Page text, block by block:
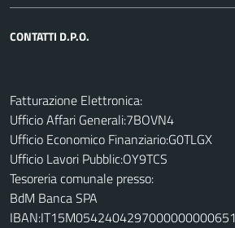
CONTATTI D.P.O.
Fatturazione Elettronica:
Ufficio Affari Generali:7BOVN4
Ufficio Economico Finanziario:G0TLGX
Ufficio Lavori Pubblic:OY9TCS
Tesoreria comunale presso:
BdM Banca SPA
IBAN:IT15M0542404297000000000651